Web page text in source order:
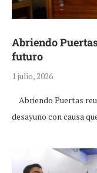
Abriendo
futuro
1 julio, 2026
Abriendo Puertas
desayuno con causa